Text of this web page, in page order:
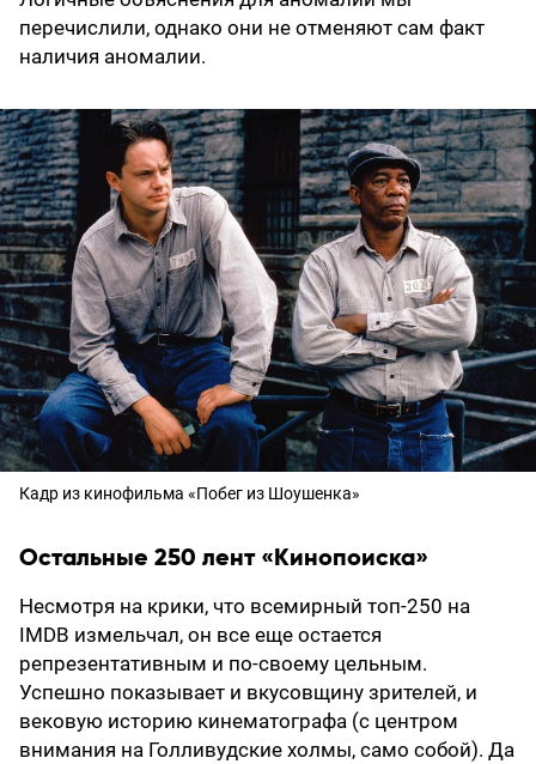
перечислили, однако они не отменяют сам факт
наличия аномалии.
Кадр из кинофильма «Побег из Шоушенка»
Остальные 250 лент «Кинопоиска»
Несмотря на крики, что всемирный топ-250 на
IMDB измельчал, он все еще остается
репрезентативным и по-своему цельным.
Успешно показывает и вкусовщину зрителей, и
вековую историю кинематографа (с центром
внимания на Голливудские холмы, само собой). Да